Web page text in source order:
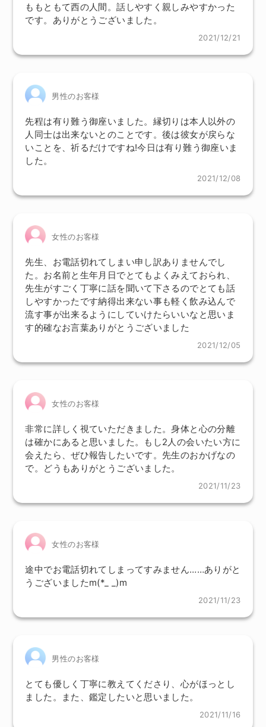
ももともて西の人間。話しやすく親しみやすかった
です。ありがとうございました。
2021/12/21
男性のお客様
先程は有り難う御座いました。縁切りは本人以外の
人同士は出来ないとのことです。後は彼女が戻らな
いことを、祈るだけですね!今日は有り難う御座いま
した。
2021/12/08
女性のお客様
先生、お電話切れてしまい申し訳ありませんでし
た。お名前と生年月日でとてもよくみえておられ、
先生がすごく丁寧に話を聞いて下さるのでとても話
しやすかったです納得出来ない事も軽く飲み込んで
流す事が出来るようにしていけたらいいなと思いま
す的確なお言葉ありがとうございました
2021/12/05
女性のお客様
非常に詳しく視ていただきました。身体と心の分離
は確かにあると思いました。もし2人の会いたい方に
会えたら、ぜひ報告したいです。先生のおかげなの
で。どうもありがとうございました。
2021/11/23
女性のお客様
途中でお電話切れてしまってすみません……ありがと
うございましたm(*_ _)m
2021/11/23
男性のお客様
とても優しく丁寧に教えてくださり、心がほっとし
ました。また、鑑定したいと思いました。
2021/11/16